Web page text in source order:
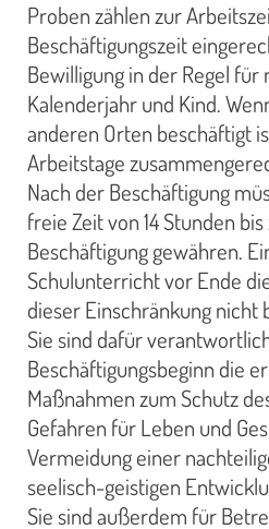
Proben zählen zur
Beschäftigungszeit
Bewilligung in der Regel für
Kalenderjahr und Kind.
anderen Orten beschäftigt
Arbeitstage
Nach der Beschäftigung
freie Zeit von 14 Stunden
Beschäftigung gewähren.
Schulunterricht vor Ende
dieser Einschränkung nicht
Sie sind dafür
Beschäftigungsbeginn die
Maßnahmen zum Schutz
Gefahren für Leben und
Vermeidung einer
seelisch-geistigen
Sie sind außerdem für